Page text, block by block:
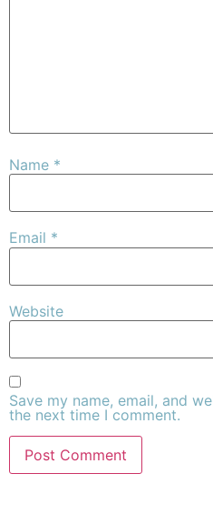
Name *
Email *
Website
Save my name, email, and
the next time I comment.